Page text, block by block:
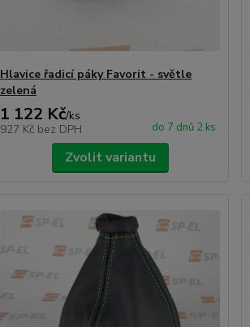
Hlavice řadicí páky Favorit - světle
zelená
1 122 Kč/ks
927 Kč bez DPH do 7 dnů 2 ks
Zvolit variantu